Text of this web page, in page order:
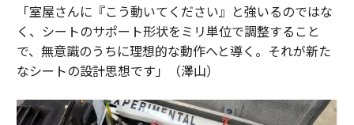
「室屋さんに『こう動いてください』と強いるのではな
く、シートのサポート形状をミリ単位で調整すること
で、無意識のうちに理想的な動作へと導く。それが新た
なシートの設計思想です」（澤山）